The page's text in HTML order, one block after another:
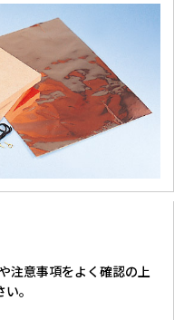
注意事項をよく確認の上
。